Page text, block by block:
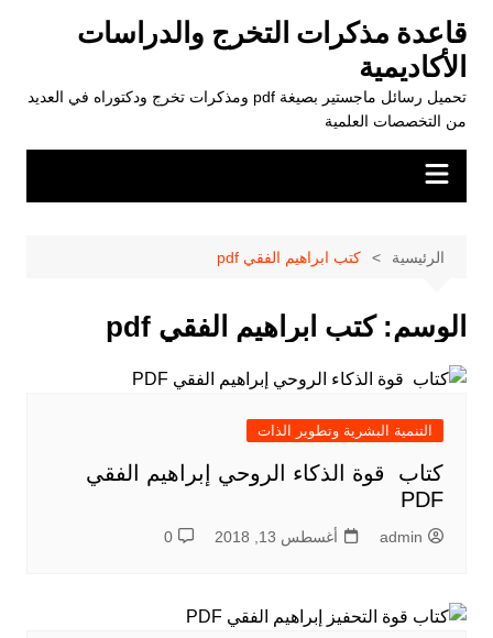
المحتوى
قاعدة مذكرات التخرج والدراسات
الأكاديمية
تحميل رسائل ماجستير بصيغة pdf ومذكرات تخرج ودكتوراه في العديد
من التخصصات العلمية
الرئيسية كتب ابراهيم الفقي pdf
الوسم:كتب ابراهيم الفقي pdf
التنمية البشرية وتطوير الذات
كتاب قوة الذكاء الروحي إبراهيم الفقي
PDF
admin أغسطس 13, 2018 0